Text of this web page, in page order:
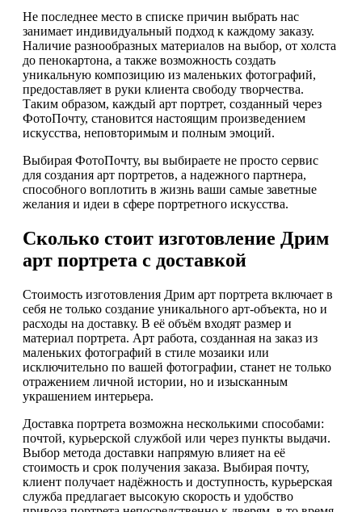
Не последнее место в списке причин выбрать нас
занимает индивидуальный подход к каждому заказу.
Наличие разнообразных материалов на выбор, от холста
до пенокартона, а также возможность создать
уникальную композицию из маленьких фотографий,
предоставляет в руки клиента свободу творчества.
Таким образом, каждый арт портрет, созданный через
ФотоПочту, становится настоящим произведением
искусства, неповторимым и полным эмоций.
Выбирая ФотоПочту, вы выбираете не просто сервис
для создания арт портретов, а надежного партнера,
способного воплотить в жизнь ваши самые заветные
желания и идеи в сфере портретного искусства.
Сколько стоит изготовление Дрим
арт портрета с доставкой
Стоимость изготовления Дрим арт портрета включает в
себя не только создание уникального арт-объекта, но и
расходы на доставку. В её объём входят размер и
материал портрета. Арт работа, созданная на заказ из
маленьких фотографий в стиле мозаики или
исключительно по вашей фотографии, станет не только
отражением личной истории, но и изысканным
украшением интерьера.
Доставка портрета возможна несколькими способами:
почтой, курьерской службой или через пункты выдачи.
Выбор метода доставки напрямую влияет на её
стоимость и срок получения заказа. Выбирая почту,
клиент получает надёжность и доступность, курьерская
служба предлагает высокую скорость и удобство